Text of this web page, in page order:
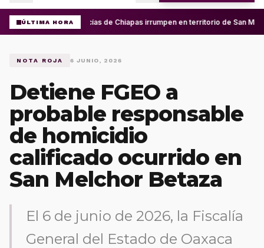
ÚLTIMA HORAPolicías de Chiapas irrumpen en territorio de San
NOTA ROJA 6 JUNIO, 2026
Detiene FGEO a
probable responsable
de homicidio
calificado ocurrido en
San Melchor Betaza
El 6 de junio de 2026, la Fiscalía
General del Estado de Oaxaca